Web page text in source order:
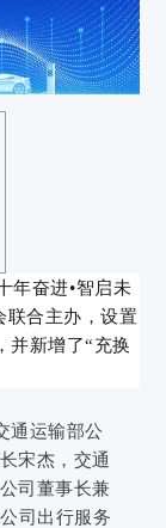
年奋进•智启未
联合主办，设置
并新增了“充换
通运输部公
宋杰，交通
司董事长兼
司出行服务